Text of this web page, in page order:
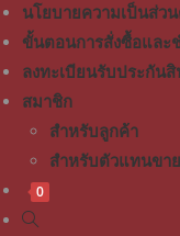
นโยบายความเป็นส่ว
ขั้นตอนการสั่งซื้อและ
ลงทะเบียนรับประกัน
สมาชิก
สำหรับลูกค้า
สำหรับตัวแทนขาย
0